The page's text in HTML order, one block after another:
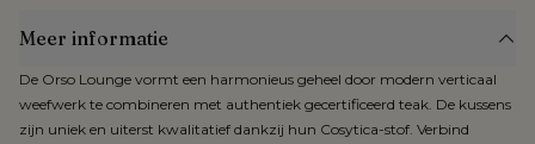
Meer informatie
De Orso Lounge vormt een harmonieus geheel door modern verticaal
weefwerk te combineren met authentiek gecertificeerd teak. De kussens
zijn uniek en uiterst kwalitatief dankzij hun Cosytica-stof. Verbind